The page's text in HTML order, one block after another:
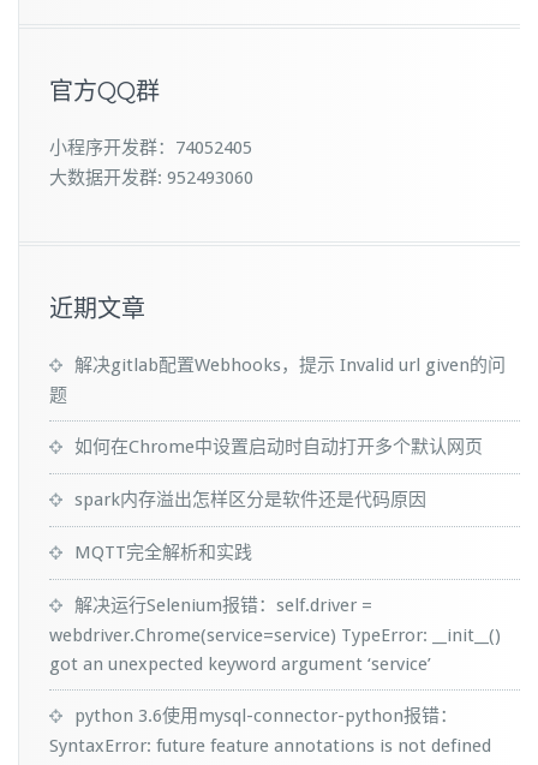
官方QQ群
小程序开发群：74052405
大数据开发群: 952493060
近期文章
解决gitlab配置Webhooks，提示 Invalid url given的问
题
如何在Chrome中设置启动时自动打开多个默认网页
spark内存溢出怎样区分是软件还是代码原因
MQTT完全解析和实践
解决运行Selenium报错：self.driver =
webdriver.Chrome(service=service) TypeError: __init__()
got an unexpected keyword argument ‘service’
python 3.6使用mysql-connector-python报错：
SyntaxError: future feature annotations is not defined